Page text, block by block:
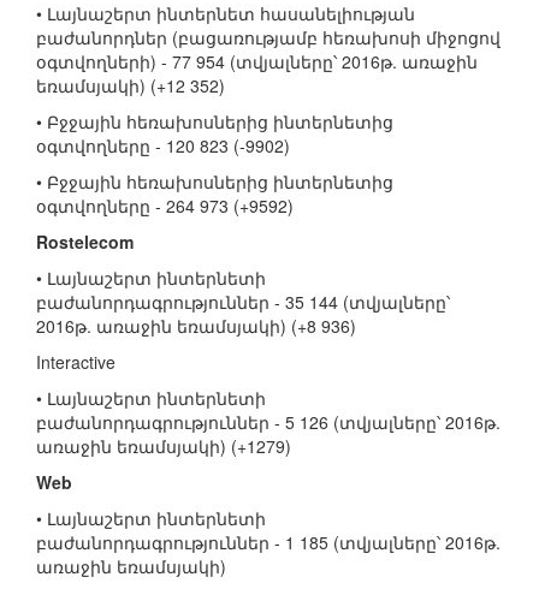
• Լայնաշերտ ինտերնետ հասանելիության
բաժանորդներ (բացառությամբ հեռախոսի միջոցով
օգտվողների) - 77 954 (տվյալները՝ 2016թ. առաջին
եռամսյակի) (+12 352)
• Բջջային հեռախոսներից ինտերնետից
օգտվողները - 120 823 (-9902)
• Բջջային հեռախոսներից ինտերնետից
օգտվողները - 264 973 (+9592)
Rostelecom
• Լայնաշերտ ինտերնետի
բաժանորդագրություններ - 35 144 (տվյալները՝
2016թ. առաջին եռամսյակի) (+8 936)
Interactive
• Լայնաշերտ ինտերնետի
բաժանորդագրություններ - 5 126 (տվյալները՝ 2016թ.
առաջին եռամսյակի) (+1279)
Web
• Լայնաշերտ ինտերնետի
բաժանորդագրություններ - 1 185 (տվյալները՝ 2016թ.
առաջին եռամսյակի)